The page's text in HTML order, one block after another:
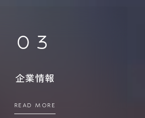
03
企業情報
READ MORE